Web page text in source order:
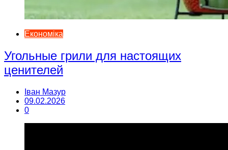
Економіка
Угольные грили для настоящих
ценителей
Іван Мазур
09.02.2026
0